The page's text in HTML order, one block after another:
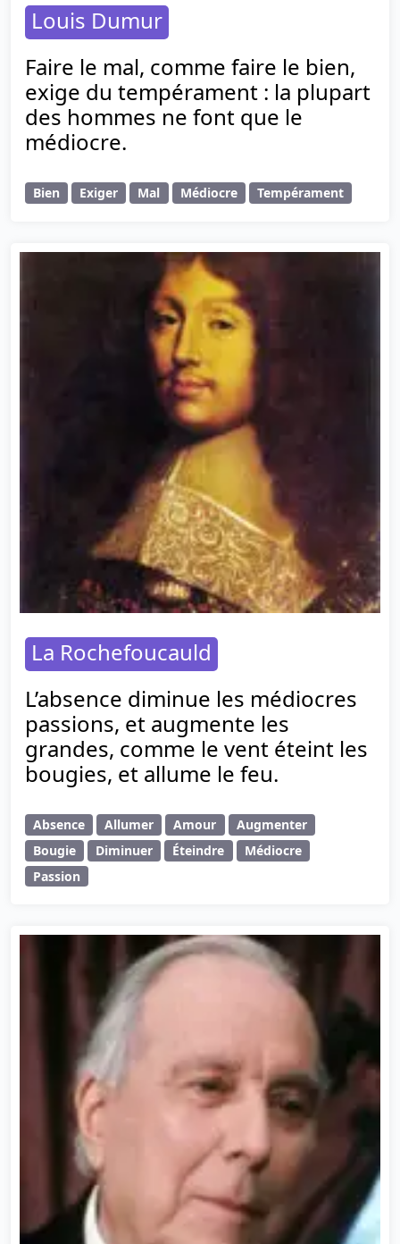
Louis Dumur
Faire le mal, comme faire le bien,
exige du tempérament : la plupart
des hommes ne font que le
médiocre.
Bien Exiger Mal Médiocre Tempérament
La Rochefoucauld
L’absence diminue les médiocres
passions, et augmente les
grandes, comme le vent éteint les
bougies, et allume le feu.
Absence Allumer Amour
Augmenter
Bougie
Diminuer Éteindre
Médiocre
Passion